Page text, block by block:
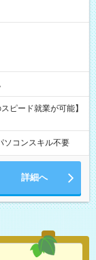
ピード就業が可能】
ソコンスキル不要
詳細へ